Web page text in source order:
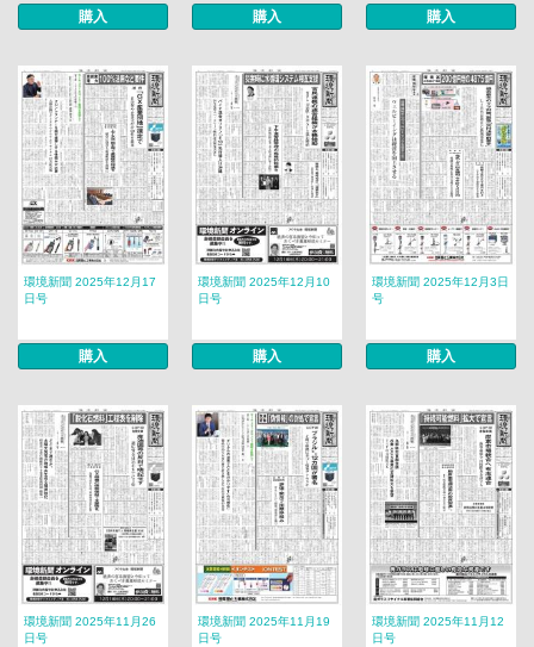
購入 購入 購入
環境新聞 2025年12月17
日号
購入
環境新聞 2025年12月10
日号
購入
環境新聞 2025年12月3日
号
購入
環境新聞 2025年11月26
日号
環境新聞 2025年11月19
日号
環境新聞 2025年11月12
日号